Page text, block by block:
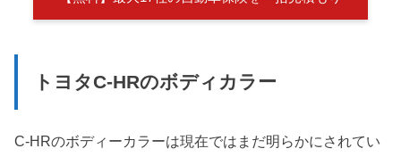
トヨタC-HRのボディカラー
C-HRのボディーカラーは現在ではまだ明らかにされてい